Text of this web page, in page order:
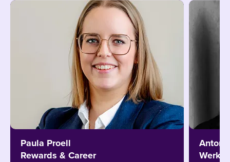
Paula Proell
Rewards & Career